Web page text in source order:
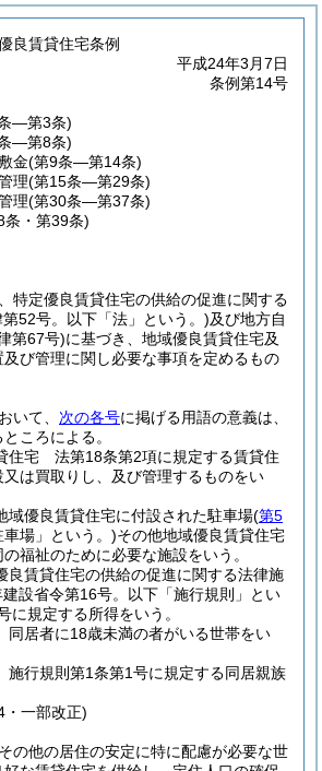
良賃貸住宅条例
平成24年3月7日
条例第14号
―第3条)
―第8条)
金(第9条―第14条)
理(第15条―第29条)
理(第30条―第37条)
条・第39条)
特定優良賃貸住宅の供給の促進に関する
52号。以下「法」という。)及び地方自
第67号)に基づき、地域優良賃貸住宅及
び管理に関し必要な事項を定めるもの
いて、 次の各号に掲げる用語の意義は、
ころによる。
住宅 法第18条第2項に規定する賃貸住
は買取りし、及び管理するものをい
優良賃貸住宅に付設された駐車場(第5
場」という。)その他地域優良賃貸住宅
福祉のために必要な施設をいう。
賃貸住宅の供給の促進に関する法律施
設省令第16号。以下「施行規則」とい
に規定する所得をいう。
居者に18歳未満の者がいる世帯をい
行規則第1条第1号に規定する同居親族
・一部改正)
の他の居住の安定に特に配慮が必要な世